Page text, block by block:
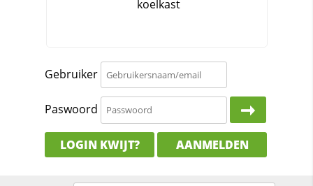
Gebruiker
Paswoord
LOGIN KWIJT? AANMELDEN